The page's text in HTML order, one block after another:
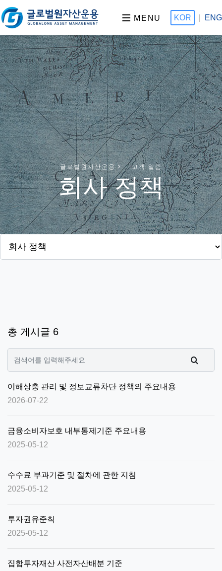
MENU KOR ENG
글로벌원자산운용 고객 알림
회사 정책
총 게시글 6
이해상충 관리 및 정보교류차단 정책의 주요내용
2026-07-22
금융소비자보호 내부통제기준 주요내용
2025-05-12
수수료 부과기준 및 절차에 관한 지침
2025-05-12
투자권유준칙
2025-05-12
집합투자재산 사전자산배분 기준